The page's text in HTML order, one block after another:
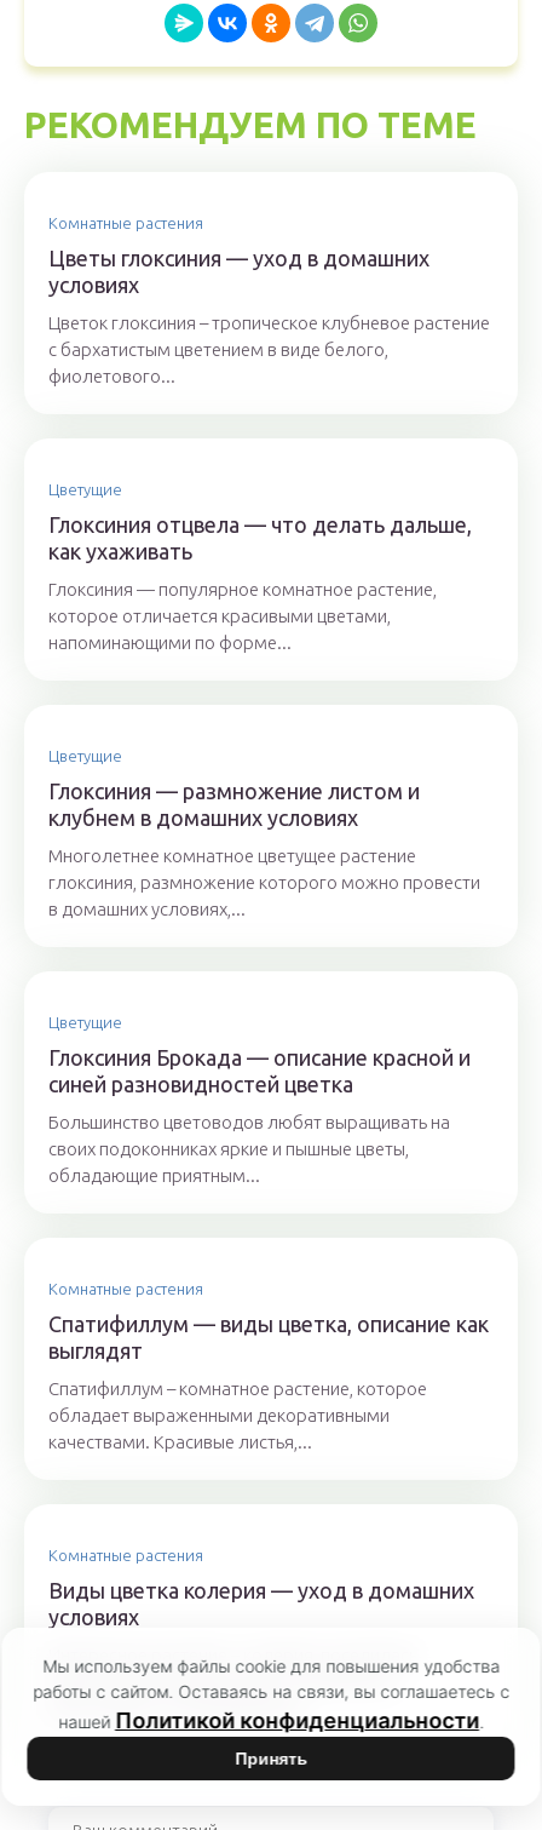
РЕКОМЕНДУЕМ ПО ТЕМЕ
Комнатные растения
Цветы глоксиния — уход в домашних
условиях
Цветок глоксиния – тропическое клубневое растение
с бархатистым цветением в виде белого,
фиолетового...
Цветущие
Глоксиния отцвела — что делать дальше,
как ухаживать
Глоксиния — популярное комнатное растение,
которое отличается красивыми цветами,
напоминающими по форме...
Цветущие
Глоксиния — размножение листом и
клубнем в домашних условиях
Многолетнее комнатное цветущее растение
глоксиния, размножение которого можно провести
в домашних условиях,...
Цветущие
Глоксиния Брокада — описание красной и
синей разновидностей цветка
Большинство цветоводов любят выращивать на
своих подоконниках яркие и пышные цветы,
обладающие приятным...
Комнатные растения
Спатифиллум — виды цветка, описание как
выглядят
Спатифиллум – комнатное растение, которое
обладает выраженными декоративными
качествами. Красивые листья,...
Комнатные растения
Виды цветка колерия — уход в домашних
условиях
практически в каждом доме. Полюбилась
цветоводам за неординарный...
Мы используем файлы cookie для повышения удобства
работы с сайтом. Оставаясь на связи, вы соглашаетесь с
нашей Политикой конфиденциальности.
Принять